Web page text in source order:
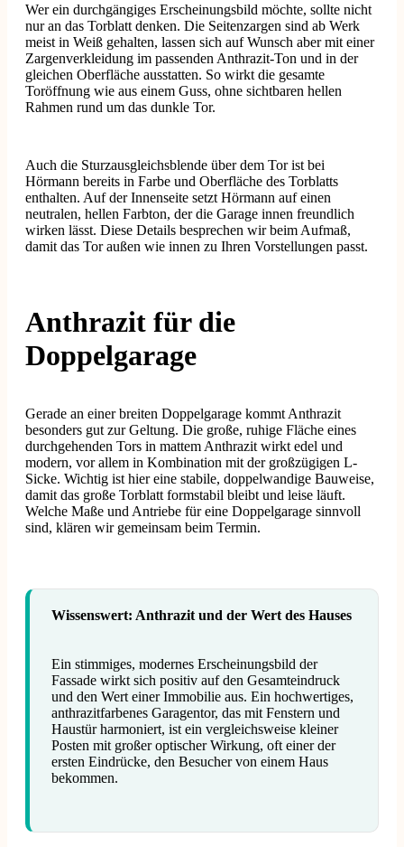
Wer ein durchgängiges Erscheinungsbild möchte, sollte nicht
nur an das Torblatt denken. Die Seitenzargen sind ab Werk
meist in Weiß gehalten, lassen sich auf Wunsch aber mit einer
Zargenverkleidung im passenden Anthrazit-Ton und in der
gleichen Oberfläche ausstatten. So wirkt die gesamte
Toröffnung wie aus einem Guss, ohne sichtbaren hellen
Rahmen rund um das dunkle Tor.
Auch die Sturzausgleichsblende über dem Tor ist bei
Hörmann bereits in Farbe und Oberfläche des Torblatts
enthalten. Auf der Innenseite setzt Hörmann auf einen
neutralen, hellen Farbton, der die Garage innen freundlich
wirken lässt. Diese Details besprechen wir beim Aufmaß,
damit das Tor außen wie innen zu Ihren Vorstellungen passt.
Anthrazit für die
Doppelgarage
Gerade an einer breiten Doppelgarage kommt Anthrazit
besonders gut zur Geltung. Die große, ruhige Fläche eines
durchgehenden Tors in mattem Anthrazit wirkt edel und
modern, vor allem in Kombination mit der großzügigen L-
Sicke. Wichtig ist hier eine stabile, doppelwandige Bauweise,
damit das große Torblatt formstabil bleibt und leise läuft.
Welche Maße und Antriebe für eine Doppelgarage sinnvoll
sind, klären wir gemeinsam beim Termin.
Wissenswert: Anthrazit und der Wert des Hauses
Ein stimmiges, modernes Erscheinungsbild der
Fassade wirkt sich positiv auf den Gesamteindruck
und den Wert einer Immobilie aus. Ein hochwertiges,
anthrazitfarbenes Garagentor, das mit Fenstern und
Haustür harmoniert, ist ein vergleichsweise kleiner
Posten mit großer optischer Wirkung, oft einer der
ersten Eindrücke, den Besucher von einem Haus
bekommen.